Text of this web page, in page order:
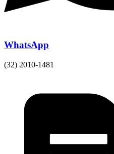
WhatsApp
(32) 2010-1481